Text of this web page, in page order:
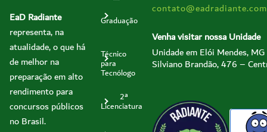
EaD Radiante
representa, na
atualidade, o que há
de melhor na
preparação em alto
rendimento para
concursos públicos
no Brasil.
Graduação
Técnico
para
Tecnólogo
2ª
Licenciatura
Venha visitar nossa Unidade
Unidade em Elói Mendes, MG
Silviano Brandão, 476 –